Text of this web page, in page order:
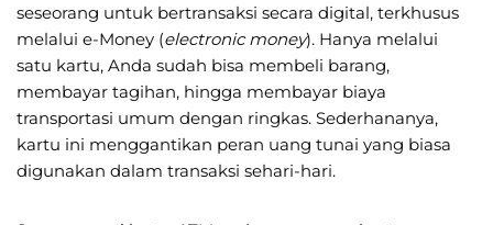
seseorang untuk bertransaksi secara digital, terkhusus
melalui e-Money (electronic money). Hanya melalui
satu kartu, Anda sudah bisa membeli barang,
membayar tagihan, hingga membayar biaya
transportasi umum dengan ringkas. Sederhananya,
kartu ini menggantikan peran uang tunai yang biasa
digunakan dalam transaksi sehari-hari.